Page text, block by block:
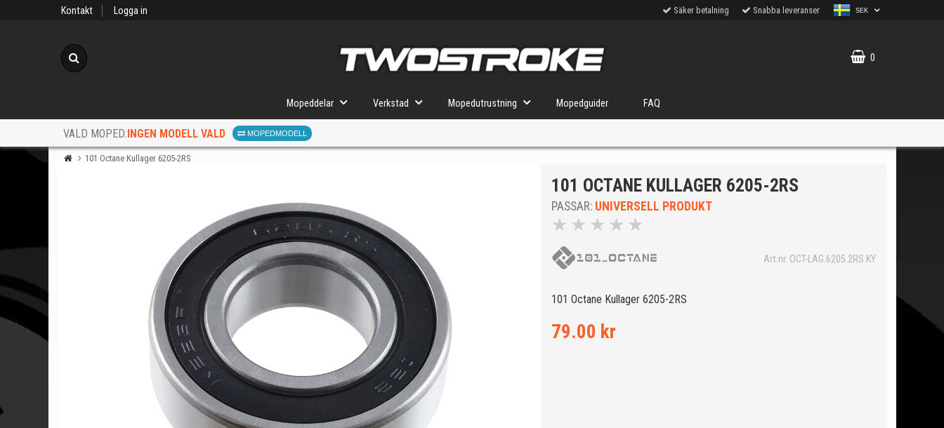
Kontakt Logga in Säker betalning Snabba leveranser SEK
0
Mopeddelar Verkstad Mopedutrustning Mopedguider FAQ
VALD MOPED:INGEN MODELL VALD MOPEDMODELL
FÖR RÄTT DELAR
När du valt kommer butiken visa delar för vald moped och universella produkter.
101 Octane Kullager 6205-2RS
101 OCTANE KULLAGER 6205-2RS
PASSAR: UNIVERSELL PRODUKT
★ ★ ★ ★ ★
Art.nr. OCT-LAG.6205.2RS.KY
101 Octane Kullager 6205-2RS
79.00 kr